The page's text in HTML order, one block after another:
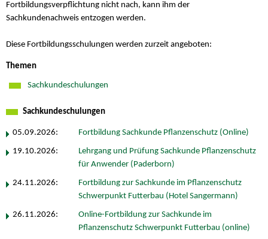
Fortbildungsverpflichtung nicht nach, kann ihm der
Sachkundenachweis entzogen werden.
Diese Fortbildungsschulungen werden zurzeit angeboten:
Themen
Sachkundeschulungen
Sachkundeschulungen
05.09.2026: Fortbildung Sachkunde Pflanzenschutz (Online)
19.10.2026:
Lehrgang und Prüfung Sachkunde Pflanzenschutz
für Anwender (Paderborn)
24.11.2026:
Fortbildung zur Sachkunde im Pflanzenschutz
Schwerpunkt Futterbau (Hotel Sangermann)
26.11.2026:
Online-Fortbildung zur Sachkunde im
Pflanzenschutz Schwerpunkt Futterbau (online)